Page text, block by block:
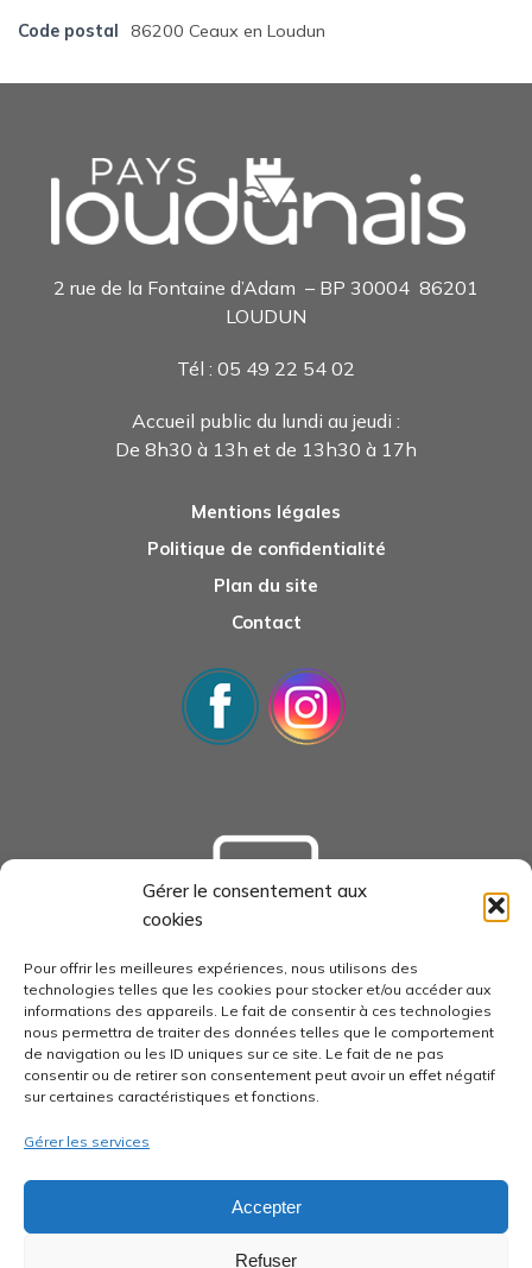
Gérer le consentement aux
cookies
Pour offrir les meilleures expériences, nous utilisons des
technologies telles que les cookies pour stocker et/ou accéder aux
informations des appareils. Le fait de consentir à ces technologies
nous permettra de traiter des données telles que le comportement
de navigation ou les ID uniques sur ce site. Le fait de ne pas
consentir ou de retirer son consentement peut avoir un effet négatif
sur certaines caractéristiques et fonctions.
Gérer les services
Accepter
Refuser
Code postal
86200 Ceaux en Loudun
2 rue de la Fontaine d’Adam – BP 30004 86201
LOUDUN
Tél : 05 49 22 54 02
Accueil public du lundi au jeudi :
De 8h30 à 13h et de 13h30 à 17h
Mentions légales
Politique de confidentialité
Plan du site
Contact
economie-pays-loudunais.fr
pays-loudunais.fr